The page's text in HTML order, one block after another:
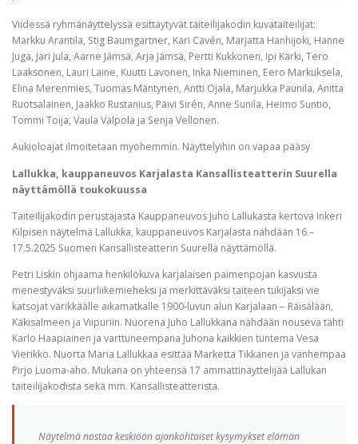
Viidessä ryhmänäyttelyssä esittäytyvät taiteilijakodin kuvataiteilijat:
Markku Arantila, Stig Baumgartner, Kari Cavén, Marjatta Hanhijoki, Hanne
Juga, Jari Jula, Aarne Jämsä, Arja Jämsä, Pertti Kukkonen, Ipi Kärki, Tero
Laaksonen, Lauri Laine, Kuutti Lavonen, Inka Nieminen, Eero Markuksela,
Elina Merenmies, Tuomas Mäntynen, Antti Ojala, Marjukka Paunila, Anitta
Ruotsalainen, Jaakko Rustanius, Päivi Sirén, Anne Sunila, Heimo Suntio,
Tommi Toija, Vaula Valpola ja Senja Vellonen.
Aukioloajat ilmoitetaan myöhemmin. Näyttelyihin on vapaa pääsy
Lallukka, kauppaneuvos Karjalasta Kansallisteatterin Suurella
näyttämöllä toukokuussa
Taiteilijakodin perustajasta Kauppaneuvos Juho Lallukasta kertova Inkeri
Kilpisen näytelmä Lallukka, kauppaneuvos Karjalasta nähdään 16.–
17.5.2025 Suomen Kansallisteatterin Suurella näyttämöllä.
Petri Liskin ohjaama henkilökuva karjalaisen paimenpojan kasvusta
menestyväksi suurliikemieheksi ja merkittäväksi taiteen tukijaksi vie
katsojat värikkäälle aikamatkalle 1900-luvun alun Karjalaan ‒ Räisälään,
Käkisalmeen ja Viipuriin. Nuorena Juho Lallukkana nähdään nouseva tähti
Karlo Haapiainen ja varttuneempana Juhona kaikkien tuntema Vesa
Vierikko. Nuorta Maria Lallukkaa esittää Marketta Tikkanen ja vanhempaa
Pirjo Luoma-aho. Mukana on yhteensä 17 ammattinäyttelijää Lallukan
taiteilijakodista sekä mm. Kansallisteatterista.
Näytelmä nostaa keskiöön ajankohtaiset kysymykset elämän